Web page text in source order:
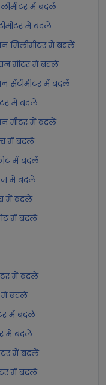
में बदलें
में बदलें
घन मिलीमीटर में बदलें
घन मीटर में बदलें
घन सेंटीमीटर में बदलें
में बदलें
घन मीटर में बदलें
में बदलें
में बदलें
गज में बदलें
में बदलें
में बदलें
में बदलें
में बदलें
में बदलें
में बदलें
में बदलें
में बदलें